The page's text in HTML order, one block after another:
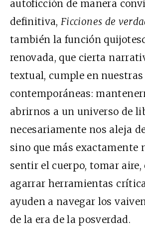
autoficción de manera
definitiva, Ficciones de
también la función
renovada, que cierta
textual, cumple en
contemporáneas:
abrirnos a un universo de
necesariamente nos aleja
sino que más exactamente
sentir el cuerpo, tomar aire,
agarrar herramientas
ayuden a navegar los
de la era de la posverdad.